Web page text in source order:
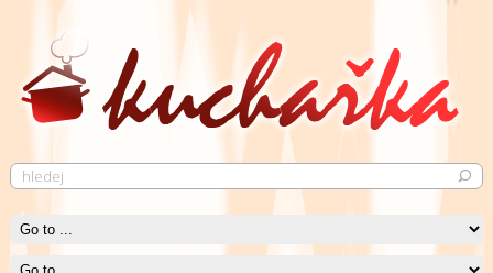
Pečené kuře
Krásně křupavé pečené kuře neurazí snád žádného jedlíka.